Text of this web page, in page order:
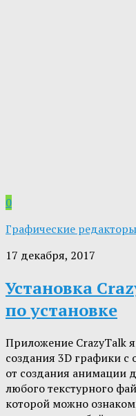
0
Графические редакторы
17 декабря, 2017
Установка
по установке
Приложение CrazyTalk
создания 3D графики
от создания анимации
любого текстурного
которой можно